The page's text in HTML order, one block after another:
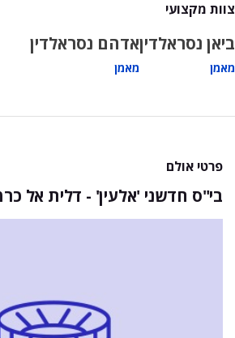
צוות מקצועי
ביאן נסראלדין
מאמן
אדהם נסראלדין
מאמן
פרטי אולם
בי"ס חדשני 'אלעין' - דלית אל